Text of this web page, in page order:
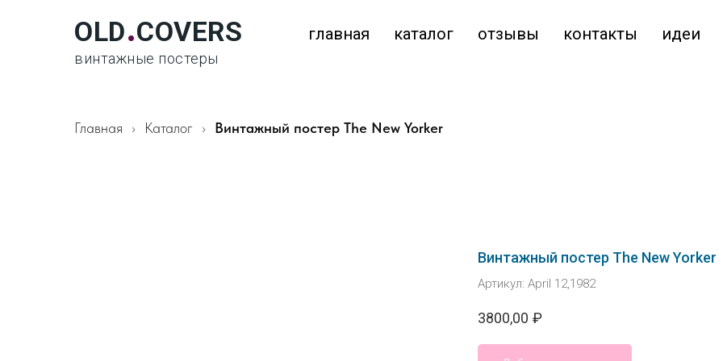
OLD.COVERS
винтажные постеры
главная каталог отзывы контакты идеи
Главная Каталог Винтажный постер The New Yorker
Винтажный постер The New Yorker
Артикул: April 12,1982
3800,00 ₽